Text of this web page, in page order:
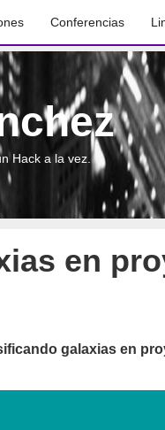
Conferencias
Hack a la vez.
en
galaxias en